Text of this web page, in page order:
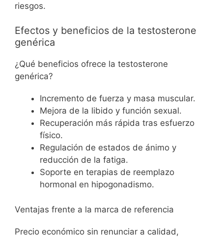
riesgos.
Efectos y beneficios de la testosterone
genérica
¿Qué beneficios ofrece la testosterone
genérica?
Incremento de fuerza y masa muscular.
Mejora de la libido y función sexual.
Recuperación más rápida tras esfuerzo
físico.
Regulación de estados de ánimo y
reducción de la fatiga.
Soporte en terapias de reemplazo
hormonal en hipogonadismo.
Ventajas frente a la marca de referencia
Precio económico sin renunciar a calidad,